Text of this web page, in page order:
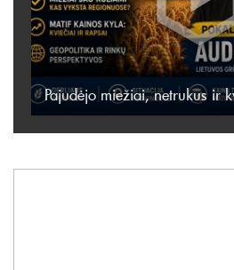
Pajudėjo miežiai, netrukus ir